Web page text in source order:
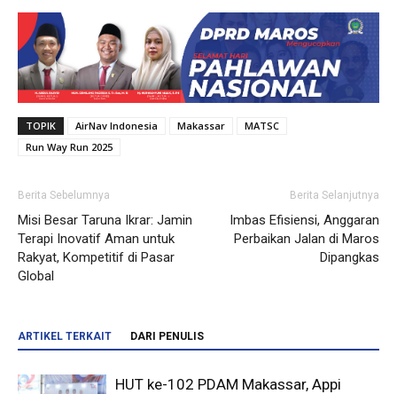
TOPIK AirNav Indonesia Makassar
MATSC
Run Way Run 2025
Berita Sebelumnya
Misi Besar Taruna Ikrar: Jamin
Terapi Inovatif Aman untuk
Rakyat, Kompetitif di Pasar
Global
Berita Selanjutnya
Imbas Efisiensi, Anggaran
Perbaikan Jalan di Maros
Dipangkas
ARTIKEL TERKAIT DARI PENULIS
HUT ke-102 PDAM Makassar, Appi